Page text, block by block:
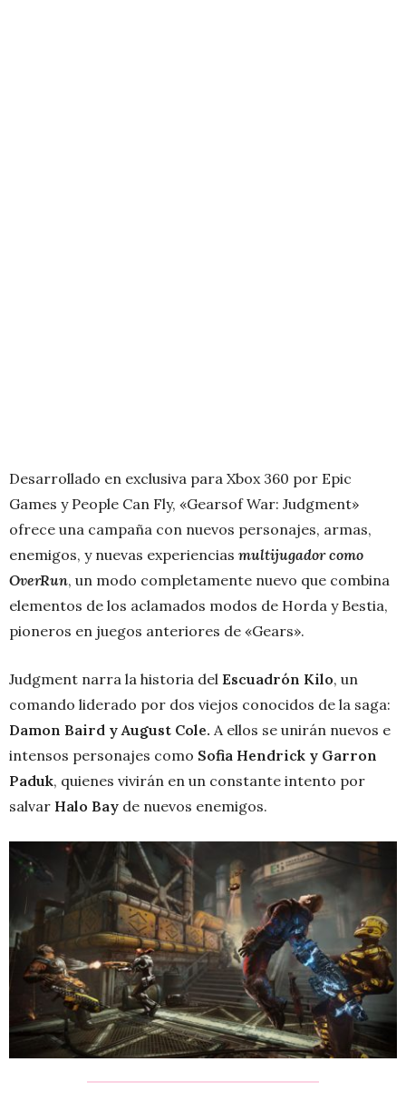
Desarrollado en exclusiva para Xbox 360 por Epic
Games y People Can Fly, «Gearsof War: Judgment»
ofrece una campaña con nuevos personajes, armas,
enemigos, y nuevas experiencias multijugador como
OverRun, un modo completamente nuevo que combina
elementos de los aclamados modos de Horda y Bestia,
pioneros en juegos anteriores de «Gears».
Judgment narra la historia del Escuadrón Kilo, un
comando liderado por dos viejos conocidos de la saga:
Damon Baird y August Cole. A ellos se unirán nuevos e
intensos personajes como Sofia Hendrick y Garron
Paduk, quienes vivirán en un constante intento por
salvar Halo Bay de nuevos enemigos.